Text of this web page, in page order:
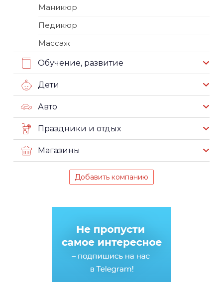
Маникюр
Педикюр
Массаж
Обучение, развитие
Дети
Авто
Праздники и отдых
Магазины
Добавить компанию